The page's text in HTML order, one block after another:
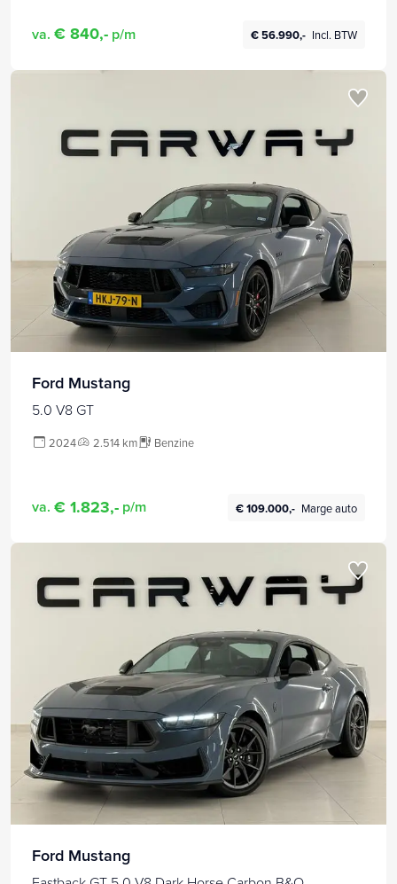
va. € 840,- p/m € 56.990,- Incl. BTW
Ford Mustang
5.0 V8 GT
2024 2.514 km Benzine
va. € 1.823,- p/m € 109.000,- Marge auto
Ford Mustang